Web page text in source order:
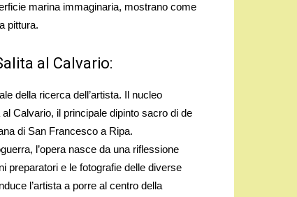
marina immaginaria, mostrano come
pittura.
al Calvario:
della ricerca dell’artista. Il nucleo
Calvario, il principale dipinto sacro di de
di San Francesco a Ripa.
l’opera nasce da una riflessione
preparatori e le fotografie delle diverse
l’artista a porre al centro della